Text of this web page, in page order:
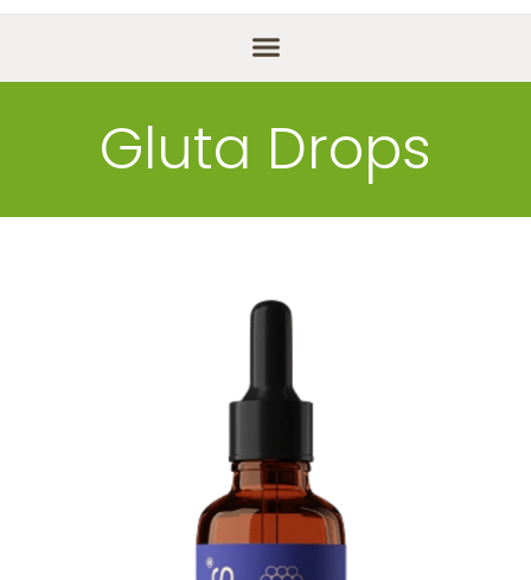
Gluta Drops